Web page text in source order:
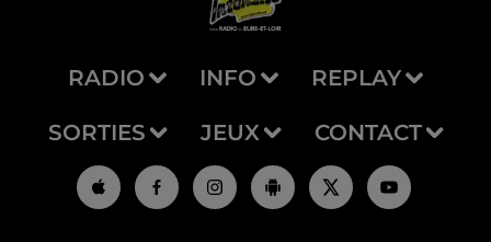
RADIO INFO REPLAY
SORTIES JEUX CONTACT